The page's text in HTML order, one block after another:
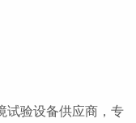
验设备供应商，专